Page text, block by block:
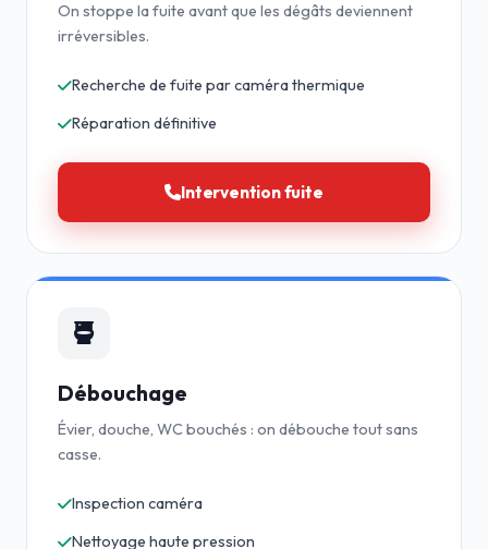
On stoppe la fuite avant que les dégâts deviennent
irréversibles.
Recherche de fuite par caméra thermique
Réparation définitive
Intervention fuite
Débouchage
Évier, douche, WC bouchés : on débouche tout sans
casse.
Inspection caméra
Nettoyage haute pression